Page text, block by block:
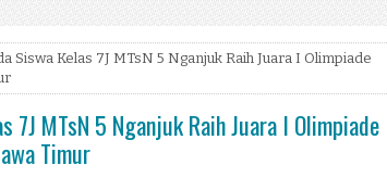
Siswa Kelas 7J MTsN 5 Nganjuk Raih Juara I Olimpiade
7J MTsN 5 Nganjuk Raih Juara I Olimpiade
Timur